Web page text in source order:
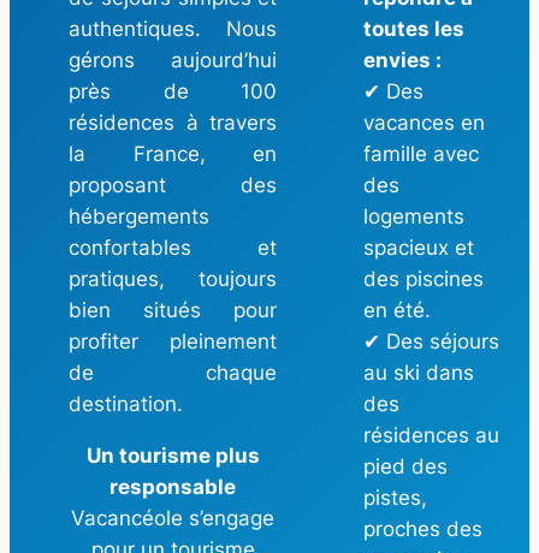
authentiques. Nous
gérons aujourd’hui
près de 100
résidences à travers
la France, en
proposant des
hébergements
confortables et
pratiques, toujours
bien situés pour
profiter pleinement
de chaque
destination.
Un tourisme plus
responsable
Vacancéole s’engage
toutes les
envies :
✔ Des
vacances en
famille avec
des
logements
spacieux et
des piscines
en été.
✔ Des séjours
au ski dans
des
résidences au
pied des
pistes,
proches des